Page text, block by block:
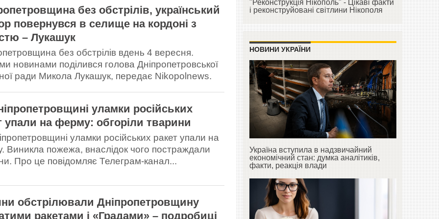
без обстрілів, український
повернувся в селище на кордоні з
– Лукашук
без обстрілів вдень 4 вересня.
новинами поділився голова Дніпропетровської
ради Микола Лукашук, передає Nikopolnews.
уламки російських
упали на ферму: обгоріли тварини
уламки російських ракет упали на
Виникла пожежа, внаслідок чого постраждали
Про це повідомляє Телеграм-канал...
обстрілювали Дніпропетровщину
ракетами і «Градами» – подробиці
"Реконструкція Нікополь" - Цікаві факти
і реконструйовані світлини Нікополя
НОВИНИ УКРАЇНИ
Україна вступила в надзвичайний
економічний стан: думка аналітиків,
факти, реакція влади